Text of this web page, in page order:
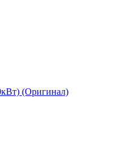
(Оригинал)